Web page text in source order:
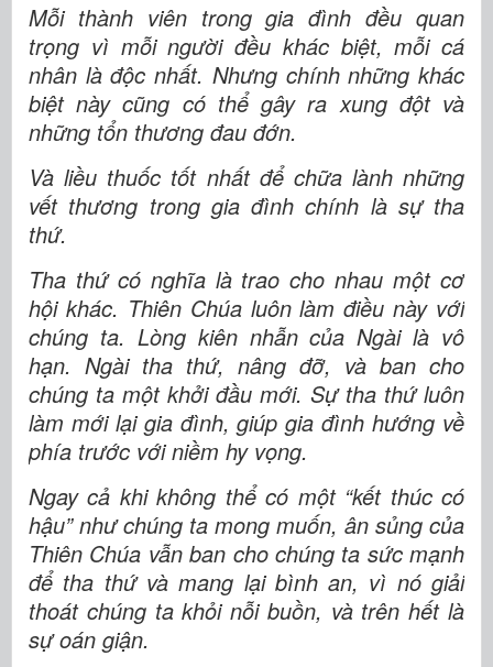
Mỗi thành viên trong gia đình đều quan
trọng vì mỗi người đều khác biệt, mỗi cá
nhân là độc nhất. Nhưng chính những khác
biệt này cũng có thể gây ra xung đột và
những tổn thương đau đớn.
Và liều thuốc tốt nhất để chữa lành những
vết thương trong gia đình chính là sự tha
thứ.
Tha thứ có nghĩa là trao cho nhau một cơ
hội khác. Thiên Chúa luôn làm điều này với
chúng ta. Lòng kiên nhẫn của Ngài là vô
hạn. Ngài tha thứ, nâng đỡ, và ban cho
chúng ta một khởi đầu mới. Sự tha thứ luôn
làm mới lại gia đình, giúp gia đình hướng về
phía trước với niềm hy vọng.
Ngay cả khi không thể có một “kết thúc có
hậu” như chúng ta mong muốn, ân sủng của
Thiên Chúa vẫn ban cho chúng ta sức mạnh
để tha thứ và mang lại bình an, vì nó giải
thoát chúng ta khỏi nỗi buồn, và trên hết là
sự oán giận.